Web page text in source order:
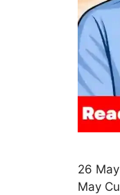
26 May
May